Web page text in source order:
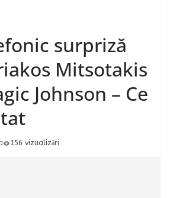
surpriză
Mitsotakis
Johnson – Ce
156 vizualizări